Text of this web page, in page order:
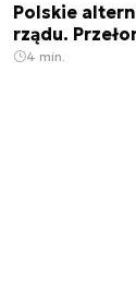
Polskie
rządu.
4 min.